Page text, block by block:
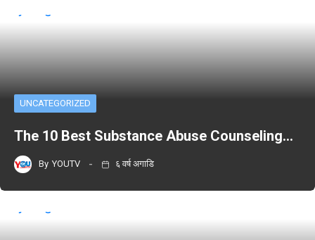
UNCATEGORIZED
The 10 Best Substance Abuse Counseling…
By YOUTV ६ वर्ष अगाडि